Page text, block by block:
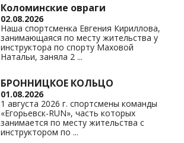
Коломинские овраги
02.08.2026
Наша спортсменка Евгения Кириллова,
занимающаяся по месту жительства у
инструктора по спорту Маховой
Натальи, заняла 2 ...
БРОННИЦКОЕ КОЛЬЦО
01.08.2026
1 августа 2026 г. спортсмены команды
«Егорьевск-RUN», часть которых
занимается по месту жительства с
инструктором по ...